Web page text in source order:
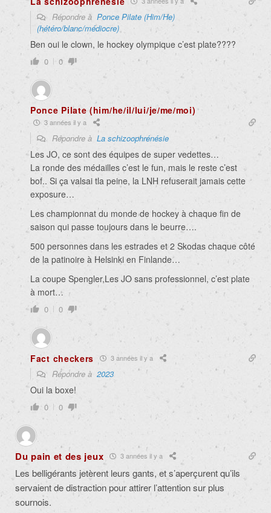
Répondre à Ponce Pilate (Him/He)
(hétéro/blanc/médiocre)
Ben oui le clown, le hockey olympique c’est plate????
0 0
Ponce Pilate (him/he/il/lui/je/me/moi)
3 années il y a
Répondre à La schizoophrénésie
Les JO, ce sont des équipes de super vedettes…
La ronde des médailles c’est le fun, mais le reste c’est
bof.. Si ça valsai tla peine, la LNH refuserait jamais cette
exposure…
Les championnat du monde de hockey à chaque fin de
saison qui passe toujours dans le beurre….
500 personnes dans les estrades et 2 Skodas chaque côté
de la patinoire à Helsinki en Finlande…
La coupe Spengler,Les JO sans professionnel, c’est plate
à mort…
0 0
Fact checkers 3 années il y a
Répondre à 2023
Oui la boxe!
0 0
Du pain et des jeux 3 années il y a
Les belligérants jetèrent leurs gants, et s’aperçurent qu’ils
servaient de distraction pour attirer l’attention sur plus
sournois.